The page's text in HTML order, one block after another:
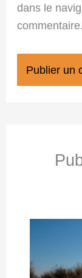
dans le
commentaire.